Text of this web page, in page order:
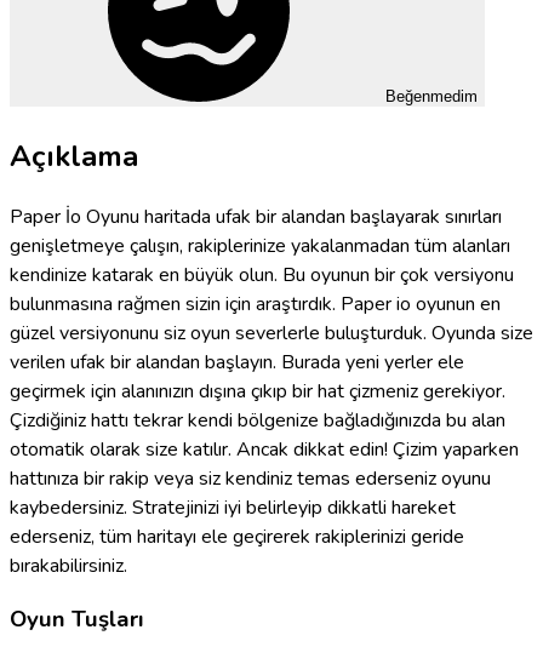
Beğenmedim
Açıklama
Paper İo Oyunu haritada ufak bir alandan başlayarak sınırları
genişletmeye çalışın, rakiplerinize yakalanmadan tüm alanları
kendinize katarak en büyük olun. Bu oyunun bir çok versiyonu
bulunmasına rağmen sizin için araştırdık. Paper io oyunun en
güzel versiyonunu siz oyun severlerle buluşturduk. Oyunda size
verilen ufak bir alandan başlayın. Burada yeni yerler ele
geçirmek için alanınızın dışına çıkıp bir hat çizmeniz gerekiyor.
Çizdiğiniz hattı tekrar kendi bölgenize bağladığınızda bu alan
otomatik olarak size katılır. Ancak dikkat edin! Çizim yaparken
hattınıza bir rakip veya siz kendiniz temas ederseniz oyunu
kaybedersiniz. Stratejinizi iyi belirleyip dikkatli hareket
ederseniz, tüm haritayı ele geçirerek rakiplerinizi geride
bırakabilirsiniz.
Oyun Tuşları